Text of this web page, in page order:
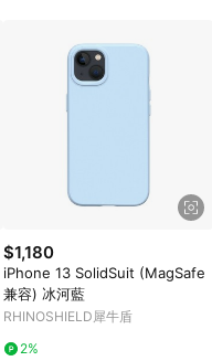
$1,180
iPhone 13 SolidSuit (MagSafe
兼容) 冰河藍
RHINOSHIELD犀牛盾
2%